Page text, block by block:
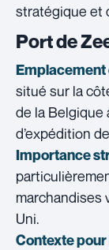
stratégique et
Port de
Emplacement
situé sur la
de la Belgique
d’expédition
Importance
marchandises
Uni.
Contexte